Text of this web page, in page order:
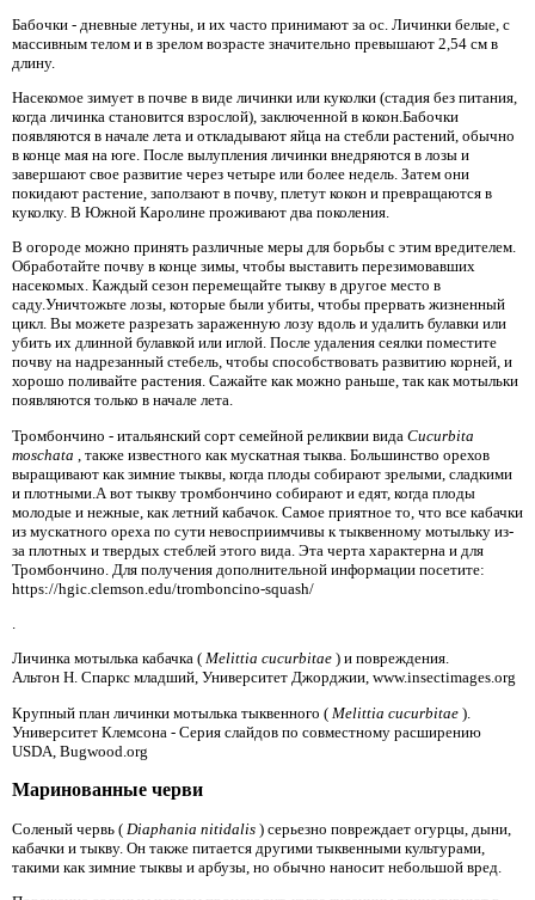
Бабочки - дневные летуны, и их часто принимают за ос. Личинки белые, с
массивным телом и в зрелом возрасте значительно превышают 2,54 см в
длину.
Насекомое зимует в почве в виде личинки или куколки (стадия без питания,
когда личинка становится взрослой), заключенной в кокон.Бабочки
появляются в начале лета и откладывают яйца на стебли растений, обычно
в конце мая на юге. После вылупления личинки внедряются в лозы и
завершают свое развитие через четыре или более недель. Затем они
покидают растение, заползают в почву, плетут кокон и превращаются в
куколку. В Южной Каролине проживают два поколения.
В огороде можно принять различные меры для борьбы с этим вредителем.
Обработайте почву в конце зимы, чтобы выставить перезимовавших
насекомых. Каждый сезон перемещайте тыкву в другое место в
саду.Уничтожьте лозы, которые были убиты, чтобы прервать жизненный
цикл. Вы можете разрезать зараженную лозу вдоль и удалить булавки или
убить их длинной булавкой или иглой. После удаления сеялки поместите
почву на надрезанный стебель, чтобы способствовать развитию корней, и
хорошо поливайте растения. Сажайте как можно раньше, так как мотыльки
появляются только в начале лета.
Тромбончино - итальянский сорт семейной реликвии вида Cucurbita
moschata
, также известного как мускатная тыква. Большинство орехов
выращивают как зимние тыквы, когда плоды собирают зрелыми, сладкими
и плотными.А вот тыкву тромбончино собирают и едят, когда плоды
молодые и нежные, как летний кабачок. Самое приятное то, что все кабачки
из мускатного ореха по сути невосприимчивы к тыквенному мотыльку из-
за плотных и твердых стеблей этого вида. Эта черта характерна и для
Тромбончино. Для получения дополнительной информации посетите:
https://hgic.clemson.edu/tromboncino-squash/
Личинка мотылька кабачка ( Melittia cucurbitae ) и повреждения.
Альтон Н. Спаркс младший, Университет Джорджии, www.insectimages.org
Крупный план личинки мотылька тыквенного ( Melittia cucurbitae ).
Университет Клемсона - Серия слайдов по совместному расширению
USDA, Bugwood.org
Маринованные черви
Соленый червь ( Diaphania nitidalis ) серьезно повреждает огурцы, дыни,
кабачки и тыкву. Он также питается другими тыквенными культурами,
такими как зимние тыквы и арбузы, но обычно наносит небольшой вред.